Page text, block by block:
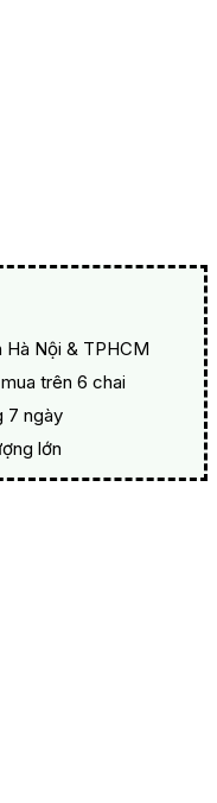
Hà Nội & TPHCM
trên 6 chai
7 ngày
lớn